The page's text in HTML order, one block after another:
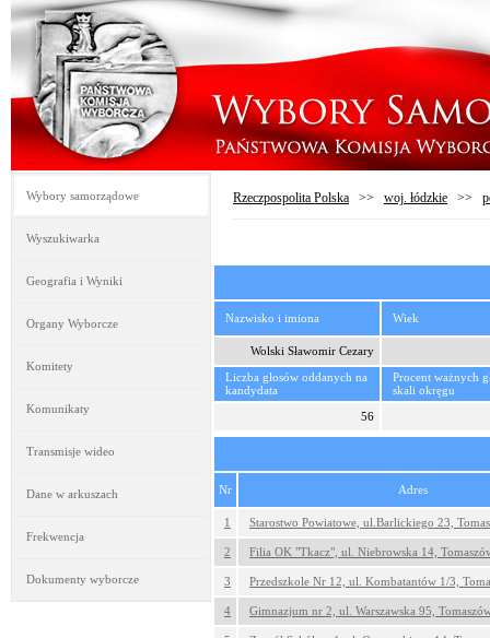
Wybory samorządowe
Wyszukiwarka
Geografia i Wyniki
Organy Wyborcze
Komitety
Komunikaty
Transmisje wideo
Dane w arkuszach
Frekwencja
Dokumenty wyborcze
Rzeczpospolita Polska >> woj. łódzkie >>
Nazwisko i imiona Wiek
Wolski Sławomir Cezary
Liczba głosów oddanych na
kandydata
Procent ważnych
skali okręgu
56
Nr Adres
1 Starostwo Powiatowe, ul.Barlickiego 23,
2 Filia OK "Tkacz", ul. Niebrowska 14,
3 Przedszkole Nr 12, ul. Kombatantów 1/3,
4 Gimnazjum nr 2, ul. Warszawska 95,